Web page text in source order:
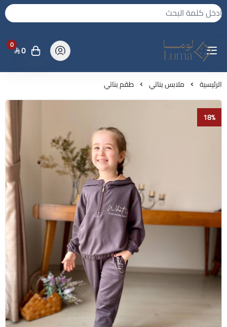
لوما - بجامه واكثر
0 0
الرئيسية ملابس بناتي طقم بناتي
18%